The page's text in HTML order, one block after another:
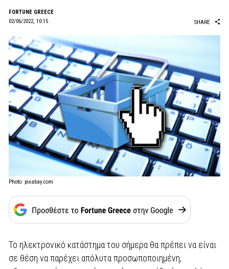
FORTUNE GREECE
02/06/2022, 10:15
SHARE
Photo: pixabay.com
Το ηλεκτρονικό κατάστημα του σήμερα θα πρέπει να είναι
σε θέση να παρέχει απόλυτα προσωποποιημένη,